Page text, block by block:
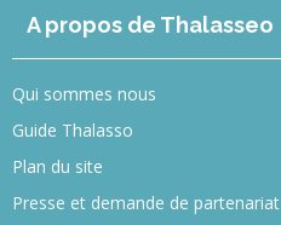
A propos de Thalasseo
Qui sommes nous
Guide Thalasso
Plan du site
Presse et demande de partenariat